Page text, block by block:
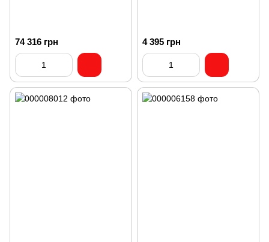
74 316 грн 4 395 грн